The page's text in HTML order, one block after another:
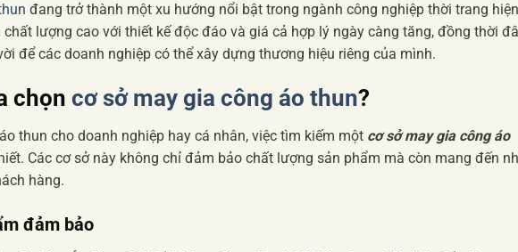
đang trở thành một xu hướng nổi bật trong ngành công nghiệp thời trang hiện
chất lượng cao với thiết kế độc đáo và giá cả hợp lý ngày càng tăng, đồng thời
để các doanh nghiệp có thể xây dựng thương hiệu riêng của mình.
chọn cơ sở may gia công áo thun?
thun cho doanh nghiệp hay cá nhân, việc tìm kiếm một cơ sở may gia công áo
Các cơ sở này không chỉ đảm bảo chất lượng sản phẩm mà còn mang đến
hàng.
đảm bảo